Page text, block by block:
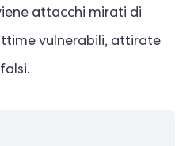
attacchi mirati di
vulnerabili, attirate